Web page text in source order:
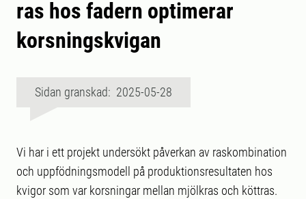
ras hos fadern optimerar
korsningskvigan
Sidan granskad: 2025-05-28
Vi har i ett projekt undersökt påverkan av raskombination
och uppfödningsmodell på produktionsresultaten hos
kvigor som var korsningar mellan mjölkras och köttras.